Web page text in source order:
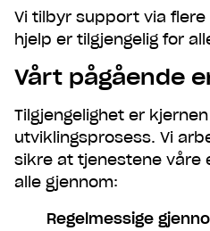
Vi tilbyr support via
hjelp er tilgjengelig for
Vårt pågående
Tilgjengelighet er
utviklingsprosess. Vi
sikre at tjenestene våre
alle gjennom:
Regelmessige